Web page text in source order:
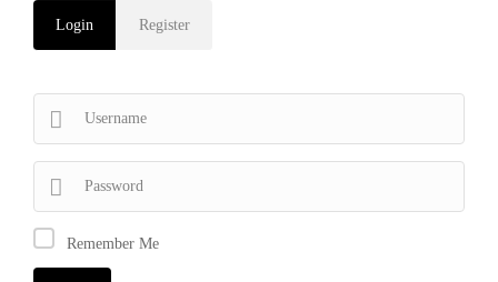
Login Register
Remember Me